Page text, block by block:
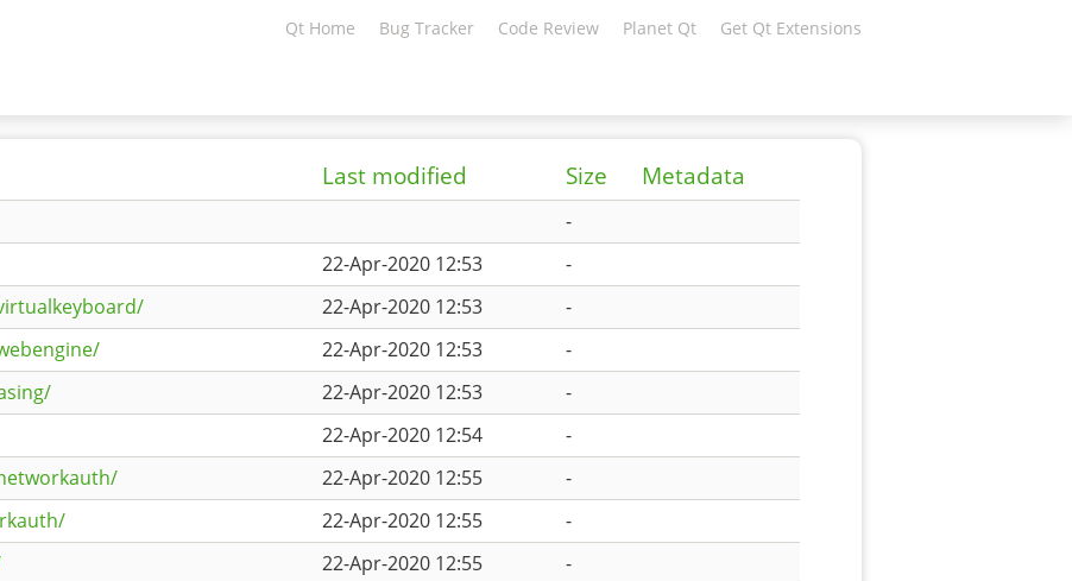
Qt Home Bug Tracker Code Review Planet Qt Get Qt Extensions
Last modified Size Metadata
-
22-Apr-2020 12:53
-
22-Apr-2020 12:53
-
22-Apr-2020 12:53
-
22-Apr-2020 12:53
-
22-Apr-2020 12:54
-
22-Apr-2020 12:55
-
22-Apr-2020 12:55
-
22-Apr-2020 12:55
-